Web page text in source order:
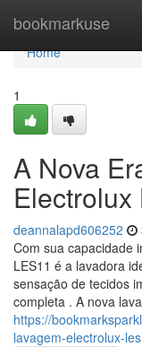
bookmarkuse
Home
Home
1
A Nova
Electrolux
deannalapd606252
Com sua capacidade
LES11 é a lavadora
sensação de tecidos
completa . A nova
https://
lavagem-electrolux-